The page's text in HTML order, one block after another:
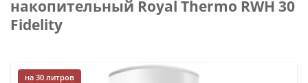
накопительный Royal Thermo RWH 30
Fidelity
на 30 литров